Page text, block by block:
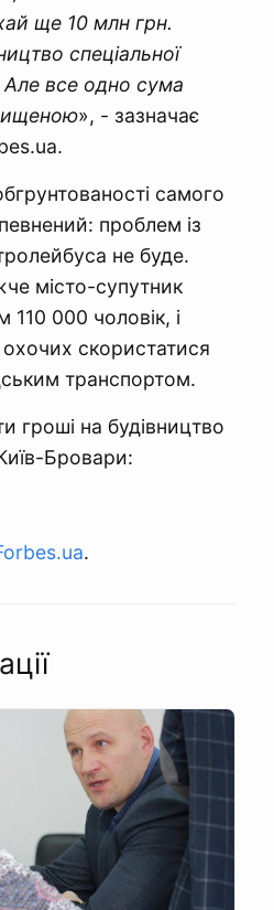
ще 10 млн грн.
спеціальної
Але все одно сума
», - зазначає
самого
проблем із
не буде.
місто-супутник
110 000 чоловік, і
скористатися
транспортом.
гроші на будівництво
Бровари:
.